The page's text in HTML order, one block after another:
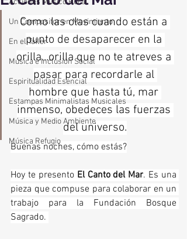
Acciones Músico Rural
Un Compositor en Movimiento
En el Taller
Música e Inclusión Social
Espiritualidad Esencial
Estampas Minimalistas Musicales
Música y Medio Ambiente
Música Refugio
Como las olas cuando están a
punto de desaparecer en la
orilla...orilla que no te atreves a
pasar para recordarle al
hombre que hasta tú, mar
inmenso, obedeces las fuerzas
del universo.
Buenas noches, cómo estás?
Hoy te presento El Canto del Mar. Es una
pieza que compuse para colaborar en un
trabajo para la Fundación Bosque
Sagrado.